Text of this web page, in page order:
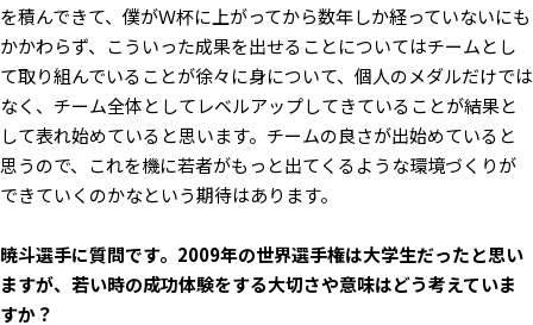
を積んできて、僕がＷ杯に上がってから数年しか経っていないにも
かかわらず、こういった成果を出せることについてはチームとし
て取り組んでいることが徐々に身について、個人のメダルだけでは
なく、チーム全体としてレベルアップしてきていることが結果と
して表れ始めていると思います。チームの良さが出始めていると
思うので、これを機に若者がもっと出てくるような環境づくりが
できていくのかなという期待はあります。
――暁斗選手に質問です。2009年の世界選手権は大学生だったと思い
ますが、若い時の成功体験をする大切さや意味はどう考えていま
すか？